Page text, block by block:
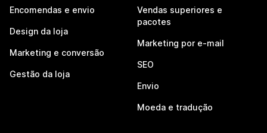
Encomendas e envio
Design da loja
Marketing e conversão
Gestão da loja
Vendas superiores e
pacotes
Marketing por e-mail
SEO
Envio
Moeda e tradução